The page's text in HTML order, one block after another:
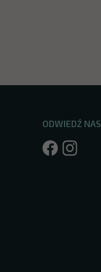
ODWIEDŹ NAS